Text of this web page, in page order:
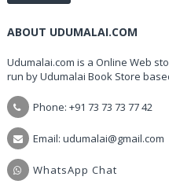
ABOUT UDUMALAI.COM
Udumalai.com is a Online Web
run by Udumalai Book Store
Phone: +91 73 73 73 77 42
Email: udumalai@gmail.com
WhatsApp Chat